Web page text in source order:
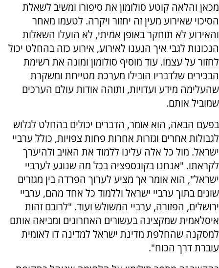
מכאן והלאה קוטע סולומון את סיפורו ומשיב לשאלת
הסיכוי שאירוע מעין זה יחזור ויקרה. לטעמו מאחר
והאירוע לא תוחקר באופן אמיתי, לא הועלו השאלות
הנכונות לגבי איך הגענו לאירוע, אירוע כזה בהחלט יכול
לחזור על עצמו. עוד מוסיף סולומון ומונה את רשימת
הבכירים שלדבריו הובילו מערכת מטייחת ומשקרת
שהעלימה מידע ועדויות, ותוהה אודות עולם הערכים
שמוביל אותם.
בפעם הבאה, הוא אומר, הדברים יכולים בהחלט לגלוש
לגבולות אחרים וגזרות אחרות פחות צפויות, כולל ערביי
ישראל. מול כל אלה עלינו ללמוד את האויב ולהיערך
לקראתו. "אנחנו בקונספציה בכל מה שנוגע לערביי
ישראל", הוא אומר אך מציע לערוך הפרדה בין מגזרים
שונים בתוך ערביי ישראל וללמוד כל אחד מהם, ערביי
ירושלים, הפזורה, ערביי המשולש ועוד. "לרובם זהות
איסלאמית שמקצינה בעשורים האחרונים ומביאה אותם
למסקנה שהחלפת מדינת ישראל למדינה דו לאומית
עוברת דרך הכוח".